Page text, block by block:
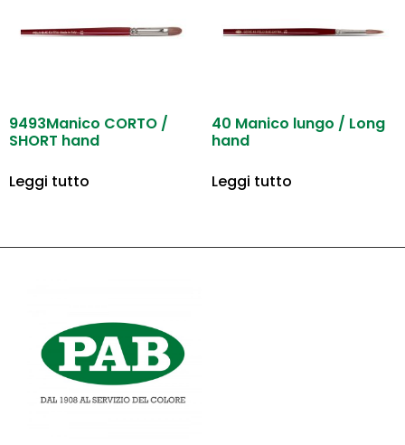
9493Manico CORTO /
SHORT hand
Leggi tutto
40 Manico lungo / Long
hand
Leggi tutto